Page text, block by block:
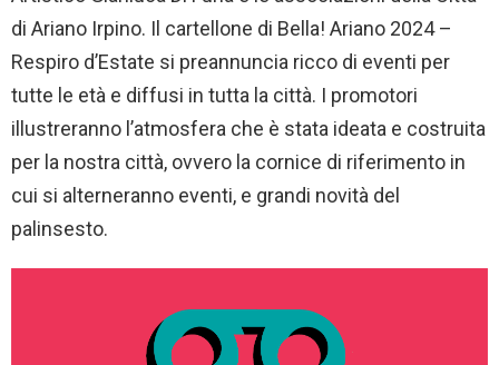
di Ariano Irpino. Il cartellone di Bella! Ariano 2024 –
Respiro d’Estate si preannuncia ricco di eventi per
tutte le età e diffusi in tutta la città. I promotori
illustreranno l’atmosfera che è stata ideata e costruita
per la nostra città, ovvero la cornice di riferimento in
cui si alterneranno eventi, e grandi novità del
palinsesto.